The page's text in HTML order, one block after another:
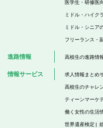
医学生・研修医
ミドル・ハイク
ミドル・シニア
フリーランス・
進路情報 高校生の進路情
情報サービス 求人情報まとめ
高校生のチャレ
ティーンマーケ
働く女性の生活
世界遺産検定